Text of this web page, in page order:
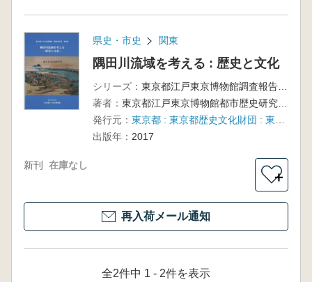
県史・市史 関東
隅田川流域を考える : 歴史と文化
シリーズ：
東京都江戸東京博物館調査報告書第32集
著者：
東京都江戸東京博物館都市歴史研究室編集
発行元：
出版年： 2017
新刊 在庫なし
＋
再入荷メール通知
全2件中 1 - 2件を表示